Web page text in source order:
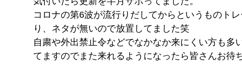
理想
［重要］料金改定のお知らせ
コロナの第6波が流行りだしてからというものト
り、ネタが無いので放置してました笑
自粛や外出禁止令などでなかなか来にくい方も多
てますのでまた来れるようになったら皆さんお待